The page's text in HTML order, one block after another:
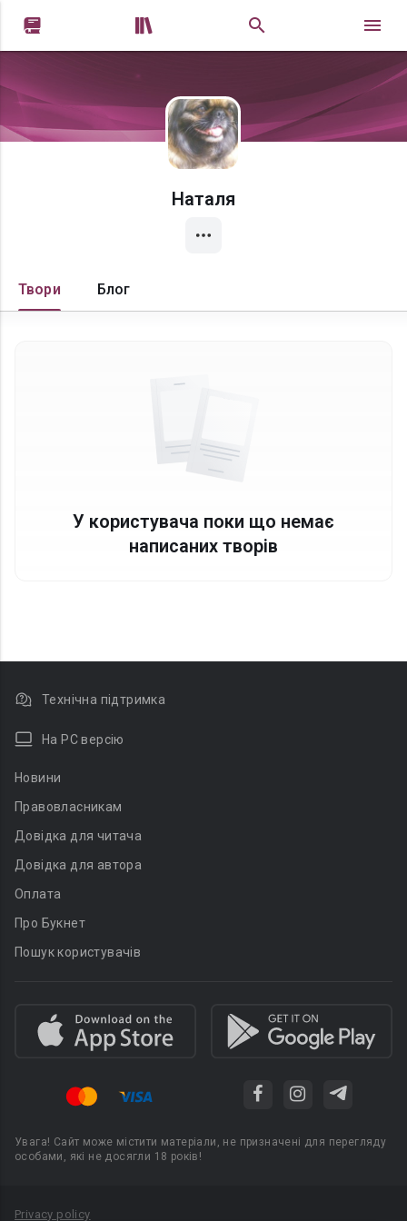
 
Наталя
Твори Блог
У користувача поки що немає
написаних творів
Технічна підтримка
На PC версію
Новини
Правовласникам
Довідка для читача
Довідка для автора
Оплата
Про Букнет
Пошук користувачів
Увага! Сайт може містити матеріали, не призначені для перегляду
особами, які не досягли 18 років!
Privacy policy